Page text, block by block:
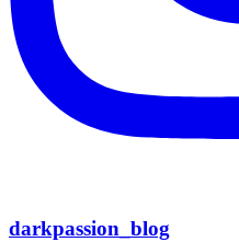
darkpassion_blog